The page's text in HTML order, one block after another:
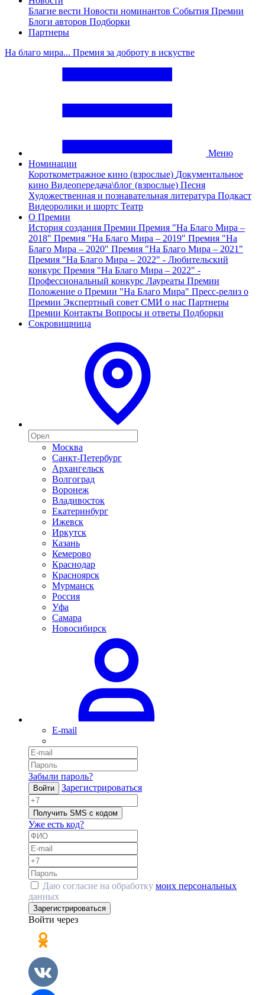
Благие вести Новости номинантов События Премии
Блоги авторов Подборки
Партнеры
На благо мира... Премия за доброту в искустве
Меню
Номинации
Короткометражное кино (взрослые) Документальное
кино Видеопередача\блог (взрослые) Песня
Художественная и познавательная литература Подкаст
Видеоролики и шортс Театр
О Премии
История создания Премии Премия "На Благо Мира –
2018" Премия "На Благо Мира – 2019" Премия "На
Благо Мира – 2020" Премия "На Благо Мира – 2021"
Премия "На Благо Мира – 2022" - Любительский
конкурс Премия "На Благо Мира – 2022" -
Профессиональный конкурс Лауреаты Премии
Положение о Премии "На Благо Мира" Пресс-релиз о
Премии Экспертный совет СМИ о нас Партнеры
Премии Контакты Вопросы и ответы Подборки
Сокровищница
Москва
Санкт-Петербург
Архангельск
Волгоград
Воронеж
Владивосток
Екатеринбург
Ижевск
Иркутск
Казань
Кемерово
Краснодар
Красноярск
Мурманск
Россия
Уфа
Самара
Новосибирск
E-mail
Забыли пароль?
Войти Зарегистрироваться
Получить SMS с кодом
Уже есть код?
Даю согласие на обработку моих персональных
данных
Зарегистрироваться
Войти через